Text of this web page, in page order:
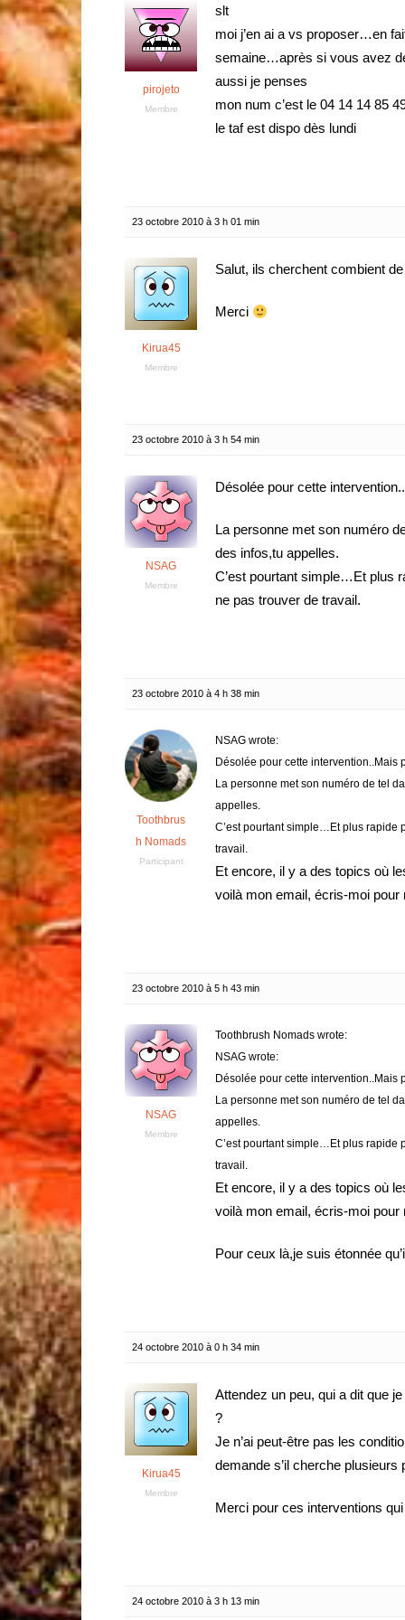
pirojeto
Membre
slt
moi j’en ai a vs proposer…en
semaine…après si vous avez
aussi je penses
mon num c’est le 04 14 14 85
le taf est dispo dès lundi
23 octobre 2010 à 3 h 01 min
Kirua45
Membre
Salut, ils cherchent combient
Merci
23 octobre 2010 à 3 h 54 min
NSAG
Membre
Désolée pour cette
La personne met son numéro
des infos,tu appelles.
C’est pourtant simple…Et plus
ne pas trouver de travail.
23 octobre 2010 à 4 h 38 min
Toothbrus
h Nomads
Participant
NSAG wrote:
Désolée pour cette
La personne met son numéro de tel
appelles.
C’est pourtant simple…Et plus rapide
travail.
Et encore, il y a des topics où
voilà mon email, écris-moi
23 octobre 2010 à 5 h 43 min
NSAG
Membre
Toothbrush Nomads wrote:
NSAG wrote:
Désolée pour cette
La personne met son numéro de tel
appelles.
C’est pourtant simple…Et plus rapide
travail.
Et encore, il y a des topics où
voilà mon email, écris-moi
Pour ceux là,je suis étonnée
24 octobre 2010 à 0 h 34 min
Kirua45
Membre
Attendez un peu, qui a dit que
?
Je n’ai peut-être pas les
demande s’il cherche
Merci pour ces interventions
24 octobre 2010 à 3 h 13 min